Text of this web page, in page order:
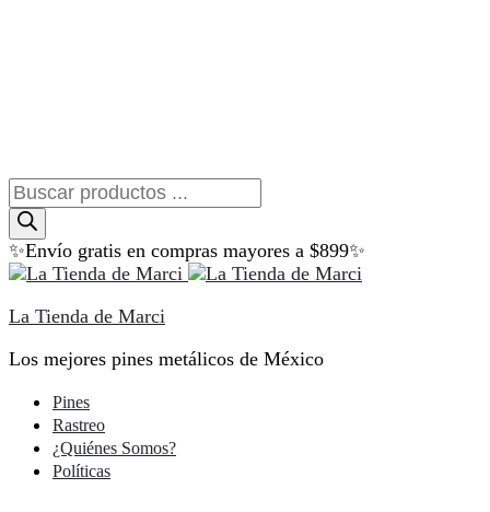
Búsqueda
de
productos
✨Envío gratis en compras mayores a $899✨
La Tienda de Marci
Los mejores pines metálicos de México
Pines
Rastreo
¿Quiénes Somos?
Políticas